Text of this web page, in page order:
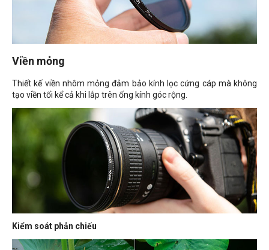
Viền mỏng
Thiết kế viền nhôm mỏng đảm bảo kính lọc cứng cáp mà không
tạo viền tối kể cả khi lắp trên ống kính góc rộng.
Kiểm soát phản chiếu